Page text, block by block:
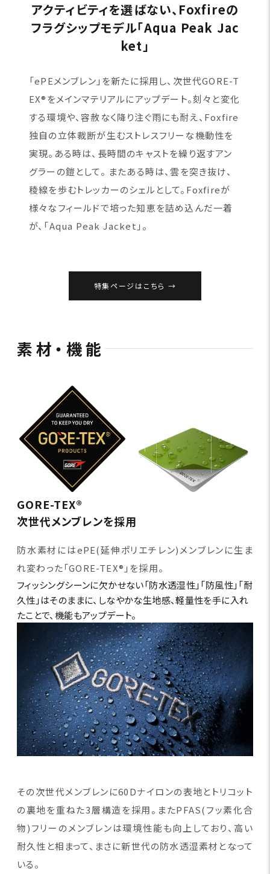
アクティビティを選ばない、Foxfireの
フラグシップモデル「Aqua Peak Jac
ket」
「ePEメンブレン」を新たに採用し、次世代GORE-T
EX®をメインマテリアルにアップデート。刻々と変化
する環境や、容赦なく降り注ぐ雨にも耐え、Foxfire
独自の立体裁断が生むストレスフリーな機動性を
実現。ある時は、長時間のキャストを繰り返すアン
グラーの鎧として。 またある時は、雲を突き抜け、
稜線を歩むトレッカーのシェルとして。Foxfireが
様々なフィールドで培った知恵を詰め込んだ一着
が、「Aqua Peak Jacket」。
特集ページはこちら
素材・機能
GORE-TEX®
次世代メンブレンを採用
防水素材にはePE(延伸ポリエチレン)メンブレンに生ま
れ変わった「GORE-TEX®」を採用。
フィッシングシーンに欠かせない「防水透湿性」「防風性」「耐
久性」はそのままに、しなやかな生地感、軽量性を手に入れ
たことで、機能もアップデート。
その次世代メンブレンに60Dナイロンの表地とトリコット
の裏地を重ねた3層構造を採用。またPFAS(フッ素化合
物)フリーのメンブレンは環境性能も向上しており、高い
耐久性と相まって、まさに新世代の防水透湿素材となって
いる。